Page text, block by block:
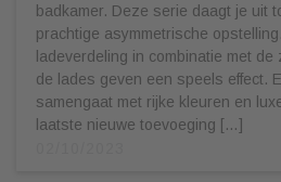
badkamer. Deze serie daagt je uit
prachtige asymmetrische
ladeverdeling in combinatie met
de lades geven een speels effect.
samengaat met rijke kleuren en
laatste nieuwe toevoeging […]